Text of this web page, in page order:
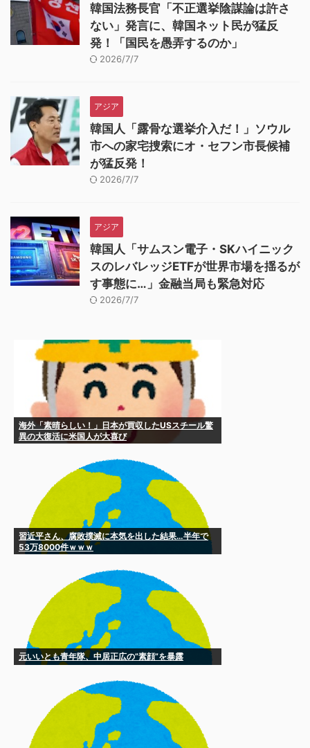
韓国法務長官「不正選挙陰謀論は許さ
ない」発言に、韓国ネット民が猛反
発！「国民を愚弄するのか」
2026/7/7
アジア
韓国人「露骨な選挙介入だ！」ソウル
市への家宅捜索にオ・セフン市長候補
が猛反発！
2026/7/7
アジア
韓国人「サムスン電子・SKハイニック
スのレバレッジETFが世界市場を揺るが
す事態に…」金融当局も緊急対応
2026/7/7
海外「素晴らしい！」日本が買収したUSスチール驚
異の大復活に米国人が大喜び
習近平さん、腐敗撲滅に本気を出した結果…半年で
53万8000件ｗｗｗ
元いいとも青年隊、中居正広の”素顔”を暴露